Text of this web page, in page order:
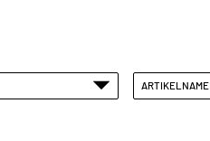
ARTIKELNAME